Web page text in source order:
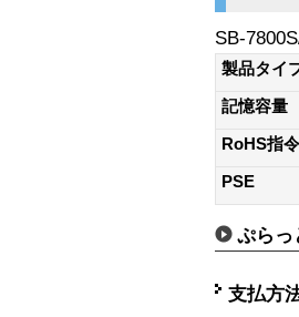
SB-
製品タイ
記憶容量
RoHS指令
PSE
ぷらっ
支払方